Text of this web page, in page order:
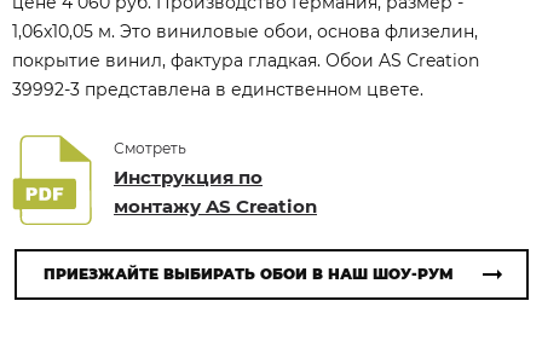
1,06x10,05 м. Это виниловые обои, основа флизелин,
покрытие винил, фактура гладкая. Обои AS Creation
39992-3 представлена в единственном цвете.
Смотреть
Инструкция по
монтажу AS Creation
ПРИЕЗЖАЙТЕ ВЫБИРАТЬ ОБОИ В НАШ ШОУ-РУМ